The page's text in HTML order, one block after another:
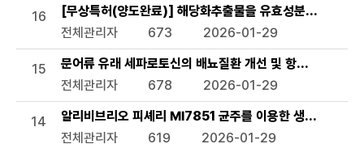
16
[무상특허(양도완료)] 해당화추출물을 유효성분으로 함유
전체관리자
673 2026-01-29
15
문어류 유래 세파로토신의 배뇨질환 개선 및 항스트레스 용
전체관리자
678 2026-01-29
14
알리비브리오 피셰리 MI7851 균주를 이용한 생태독성 평
전체관리자
619 2026-01-29